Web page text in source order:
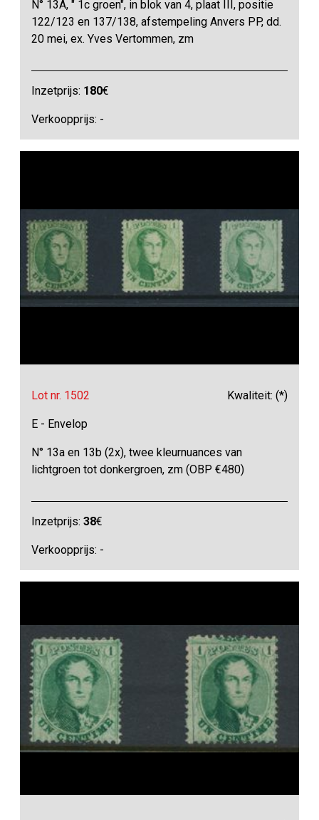
N° 13A, " 1c groen", in blok van 4, plaat III, positie
122/123 en 137/138, afstempeling Anvers PP, dd.
20 mei, ex. Yves Vertommen, zm
Inzetprijs: 180€
Verkoopprijs: -
Lot nr. 1502 Kwaliteit: (*)
E - Envelop
N° 13a en 13b (2x), twee kleurnuances van
lichtgroen tot donkergroen, zm (OBP €480)
Inzetprijs:38€
Verkoopprijs: -